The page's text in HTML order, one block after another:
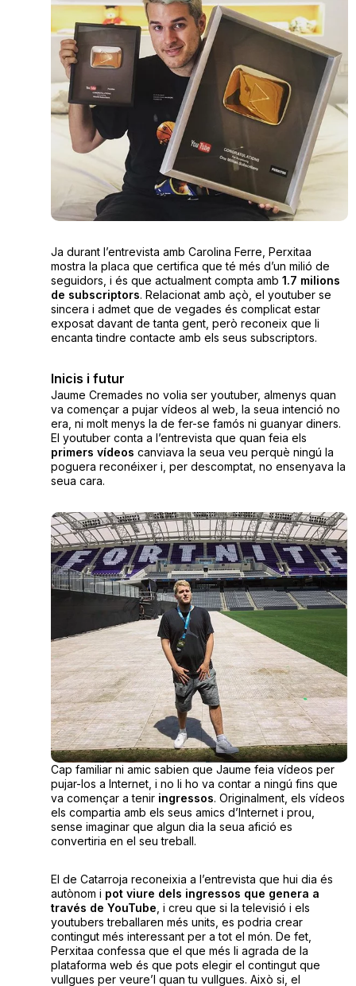
Ja durant l’entrevista amb Carolina Ferre, Perxitaa
mostra la placa que certifica que té més d’un milió de
seguidors, i és que actualment compta amb 1.7 milions
de subscriptors. Relacionat amb açò, el youtuber se
sincera i admet que de vegades és complicat estar
exposat davant de tanta gent, però reconeix que li
encanta tindre contacte amb els seus subscriptors.
Inicis i futur
Jaume Cremades no volia ser youtuber, almenys quan
va començar a pujar vídeos al web, la seua intenció no
era, ni molt menys la de fer-se famós ni guanyar diners.
El youtuber conta a l’entrevista que quan feia els
primers vídeos canviava la seua veu perquè ningú la
poguera reconéixer i, per descomptat, no ensenyava la
seua cara.
Cap familiar ni amic sabien que Jaume feia vídeos per
pujar-los a Internet, i no li ho va contar a ningú fins que
va començar a tenir ingressos. Originalment, els vídeos
els compartia amb els seus amics d’Internet i prou,
sense imaginar que algun dia la seua afició es
convertiria en el seu treball.
El de Catarroja reconeixia a l’entrevista que hui dia és
autònom i pot viure dels ingressos que genera a
través de YouTube , i creu que si la televisió i els
youtubers treballaren més units, es podria crear
contingut més interessant per a tot el món. De fet,
Perxitaa confessa que el que més li agrada de la
plataforma web és que pots elegir el contingut que
vullgues per veure’l quan tu vullgues. Això si, el